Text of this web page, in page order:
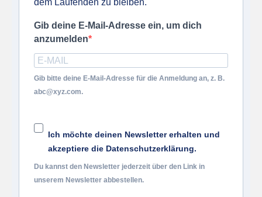
dem Laufenden zu bleiben.
Gib deine E-Mail-Adresse ein, um dich
anzumelden
Gib bitte deine E-Mail-Adresse für die Anmeldung an, z. B.
abc@xyz.com.
Ich möchte deinen Newsletter erhalten und
akzeptiere die Datenschutzerklärung.
Du kannst den Newsletter jederzeit über den Link in
unserem Newsletter abbestellen.